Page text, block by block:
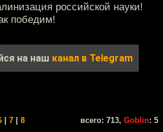
российской науки!
победим!
на наш канал в Telegram
7 8 всего: 713, Goblin: 5